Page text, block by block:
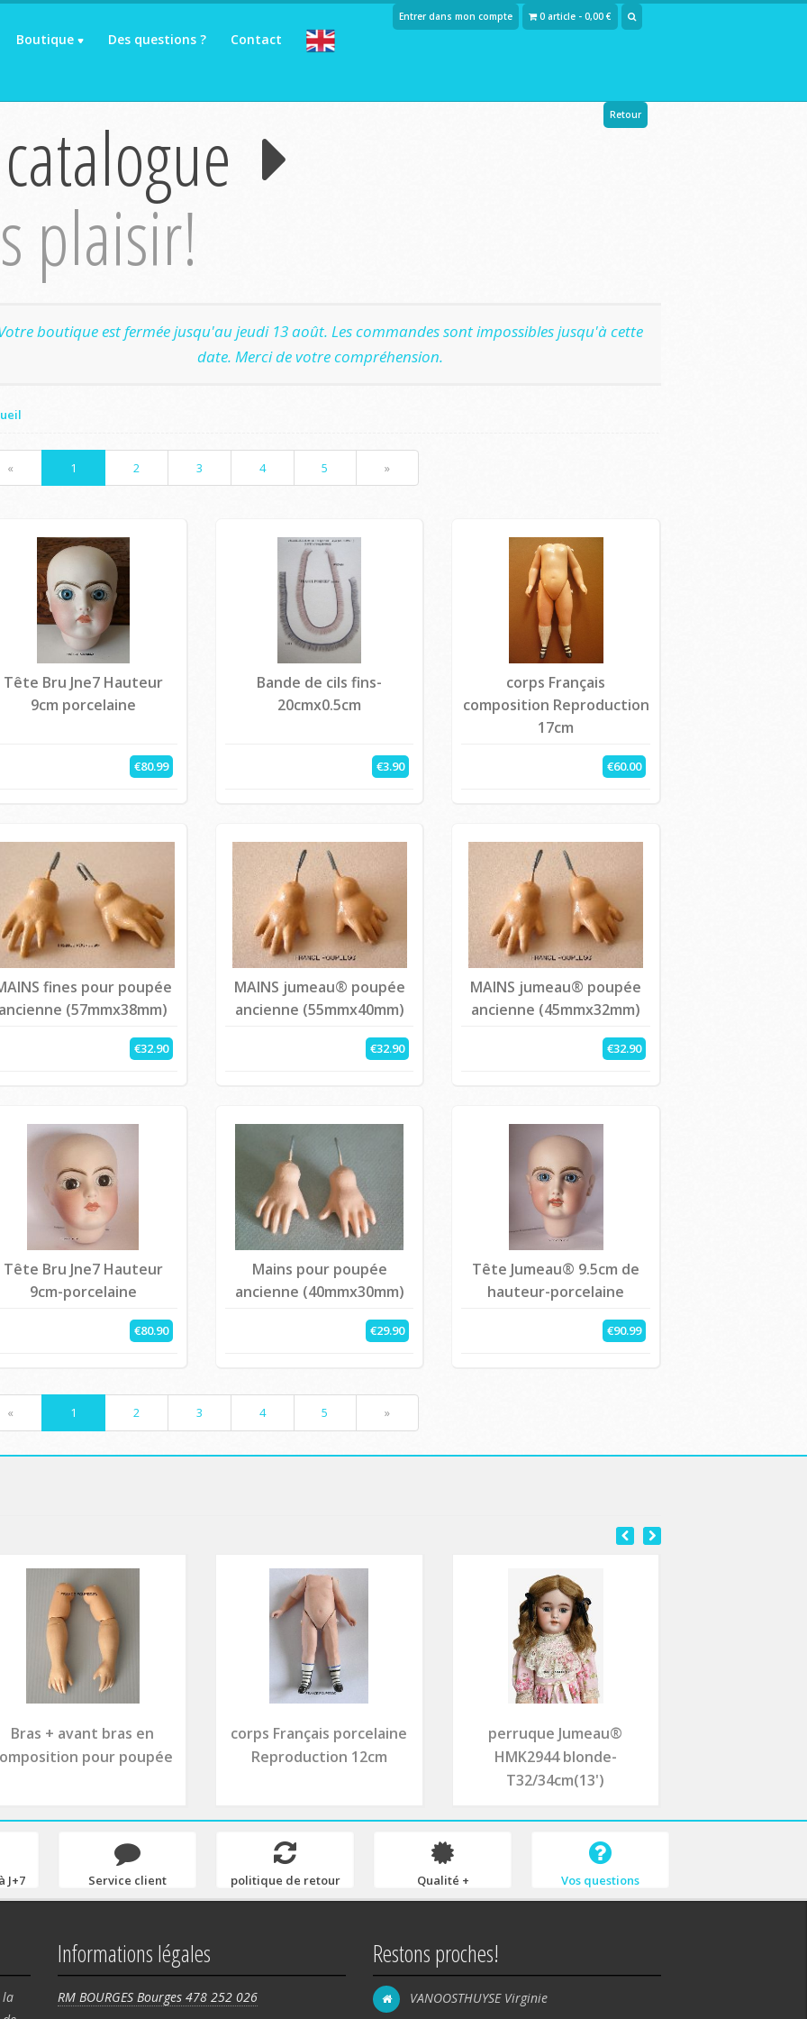
Boutique Des questions ? Contact
Entrer dans mon compte 0 article - 0,00 €
plaisir!
Retour
boutique est fermée jusqu'au jeudi 13 août. Les commandes sont impossibles jusqu'à cette
date. Merci de votre compréhension.
« 1 2 3 4 5 »
Tête Bru Jne7 Hauteur
9cm porcelaine
€80.99
Bande de cils fins-
20cmx0.5cm
€3.90
corps Français
composition Reproduction
17cm
€60.00
fines pour poupée
(57mmx38mm)
€32.90
MAINS jumeau® poupée
ancienne (55mmx40mm)
€32.90
MAINS jumeau® poupée
ancienne (45mmx32mm)
€32.90
Tête Bru Jne7 Hauteur
9cm-porcelaine
€80.90
Mains pour poupée
ancienne (40mmx30mm)
€29.90
Tête Jumeau® 9.5cm de
hauteur-porcelaine
€90.99
« 1 2 3 4 5 »
Bras + avant bras en
pour poupée
corps Français porcelaine
Reproduction 12cm
perruque Jumeau®
HMK2944 blonde-
T32/34cm(13')
J+7 Service client politique de retour Qualité + Vos questions
la
Informations légales
RM BOURGES Bourges 478 252 026
Restons proches!
VANOOSTHUYSE Virginie